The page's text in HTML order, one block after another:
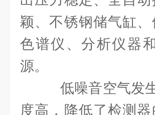
颖、不锈钢储气缸
色谱仪、分析仪器
源。
低噪音空气发
度高，降低了检测